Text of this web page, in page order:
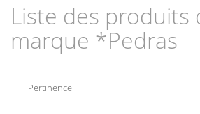
Liste des produits
marque *Pedras
Pertinence